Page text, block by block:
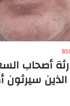
أصحاب
الذين